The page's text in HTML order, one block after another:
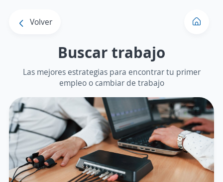
Volver
Buscar trabajo
Las mejores estrategias para encontrar tu primer
empleo o cambiar de trabajo